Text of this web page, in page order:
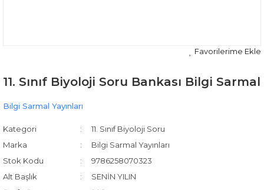
11. Sınıf Biyoloji Soru Bankası Bilgi Sarmal
Bilgi Sarmal Yayınları
Kategori
11. Sınıf Biyoloji Soru
Marka
Bilgi Sarmal Yayınları
Stok Kodu
9786258070323
Alt Başlık
SENİN YILIN